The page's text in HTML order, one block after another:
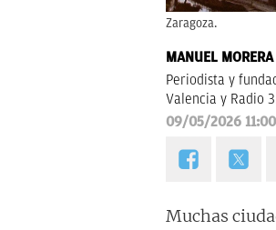
Zaragoza.
MANUEL MORERA
Periodista y
Valencia y Radio
09/05/2026 11:00
Muchas